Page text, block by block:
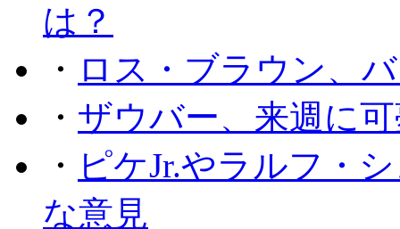
は？
・ ロス・ブラウン、
・ ザウバー、来週に
・ ピケJr.やラルフ・
な意見